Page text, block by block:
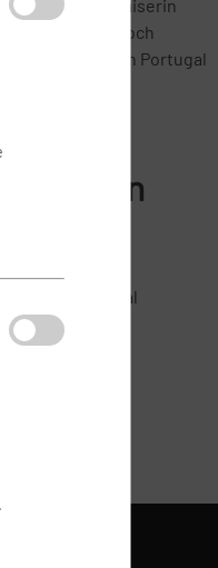
und die Kaiserin
Also worauf noch
Flüge nach Portugal
in
nach Funchal